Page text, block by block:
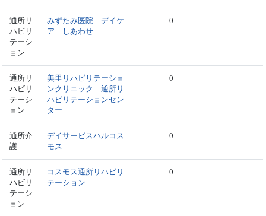
通所リ
ハビリ
テーシ
ョン
みずたみ医院 デイケ
ア しあわせ
0
通所リ
ハビリ
テーシ
ョン
美里リハビリテーショ
ンクリニック 通所リ
ハビリテーションセン
ター
0
通所介
護
デイサービスハルコス
モス
0
通所リ
ハビリ
テーシ
ョン
コスモス通所リハビリ
テーション
0